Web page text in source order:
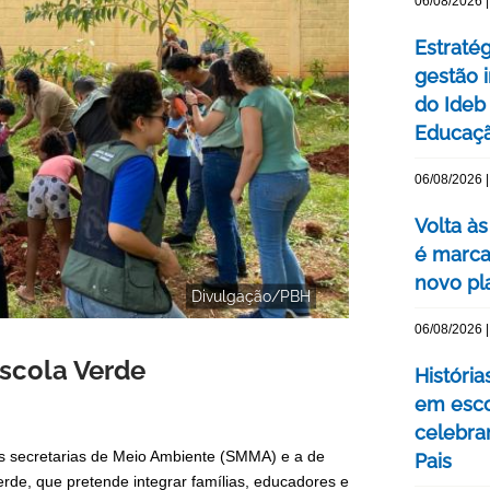
Divulgação/PBH
Verde
secretarias de Meio Ambiente (SMMA) e a de
que pretende integrar famílias, educadores e
gestão
do Ideb
06/08/2026
Volta
é
novo
06/08/2026
em
Pais